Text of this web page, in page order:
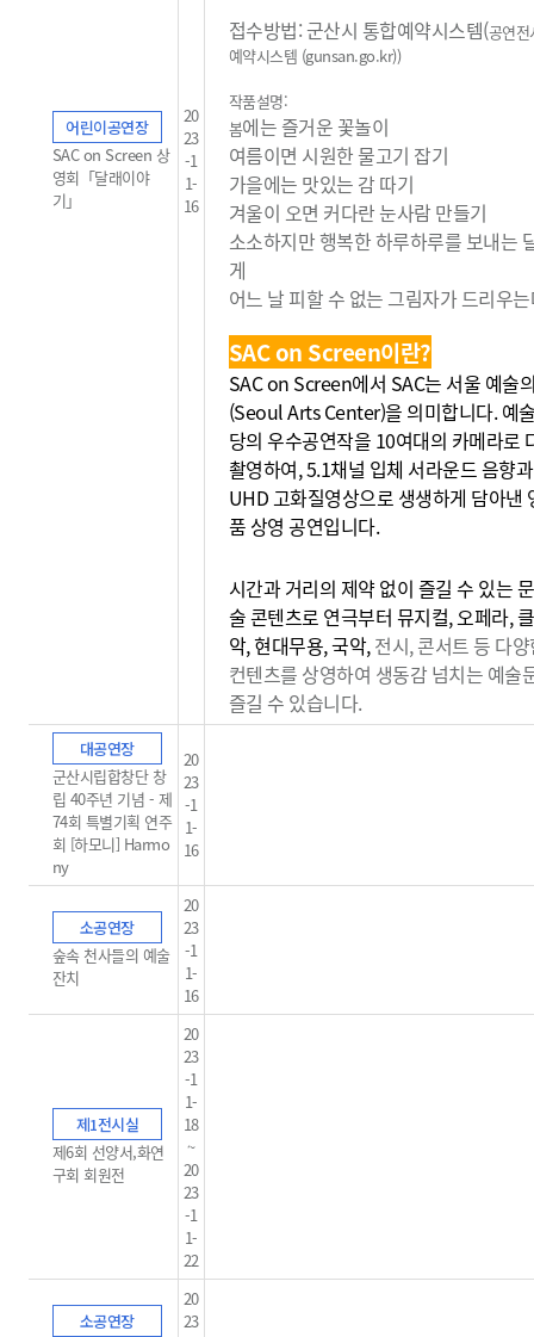
어린이공연장
SAC on Screen 상
영회「달래이야
기」
20
23
-1
1-
16
접수방법: 군산시 통합예약시스템(공연
예약시스템 (gunsan.go.kr))
작품설명:
봄에는 즐거운 꽃놀이
여름이면 시원한 물고기 잡기
가을에는 맛있는 감 따기
겨울이 오면 커다란 눈사람 만들기
소소하지만 행복한 하루하루를 보내는
게
어느 날 피할 수 없는 그림자가 드리우
SAC on Screen이란?
SAC on Screen에서 SAC는 서울 예술
(Seoul Arts Center)을 의미합니다. 예
당의 우수공연작을 10여대의 카메라로
촬영하여, 5.1채널 입체 서라운드 음향
UHD 고화질영상으로 생생하게 담아낸
품 상영 공연입니다.
시간과 거리의 제약 없이 즐길 수 있는
술 콘텐츠로 연극부터 뮤지컬, 오페라,
악, 현대무용, 국악,전시, 콘서트 등 다
컨텐츠를 상영하여 생동감 넘치는 예술
즐길 수 있습니다.
대공연장
군산시립합창단 창
립 40주년 기념 - 제
74회 특별기획 연주
회 [하모니] Harmo
ny
20
23
-1
1-
16
소공연장
숲속 천사들의 예술
잔치
20
23
-1
1-
16
제1전시실
제6회 선양서,화연
구회 회원전
20
23
-1
1-
18
~
20
23
-1
1-
22
소공연장
20
23